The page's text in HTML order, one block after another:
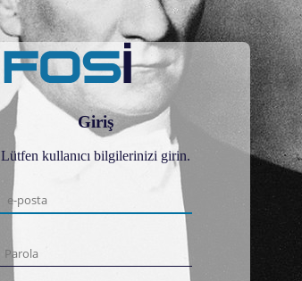
Giriş
Lütfen kullanıcı bilgilerinizi girin.